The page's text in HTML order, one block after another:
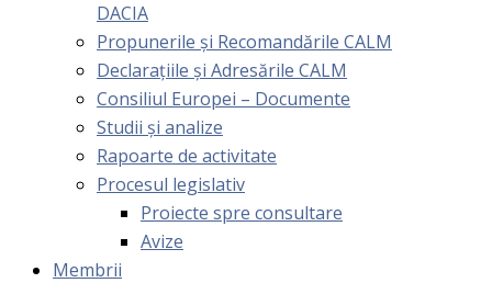
DACIA
Propunerile și Recomandările CALM
Declarațiile și Adresările CALM
Consiliul Europei – Documente
Studii și analize
Rapoarte de activitate
Procesul legislativ
Proiecte spre consultare
Avize
Membrii